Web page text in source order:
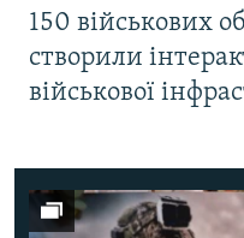
150 військових
створили
військової